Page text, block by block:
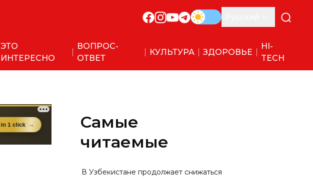
ЭТО
ИНТЕРЕСНО
ВОПРОС-
ОТВЕТ
КУЛЬТУРА ЗДОРОВЬЕ
HI-
TECH
Самые
читаемые
В Узбекистане продолжает снижаться